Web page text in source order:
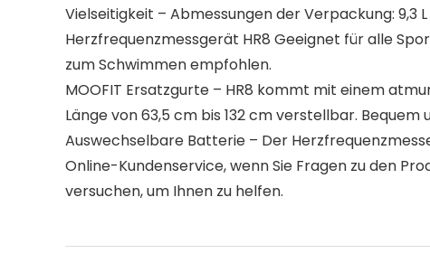
Vielseitigkeit – Abmessungen der Verpackung: 9,3
Herzfrequenzmessgerät HR8 Geeignet für alle
zum Schwimmen empfohlen.
MOOFIT Ersatzgurte – HR8 kommt mit einem
Länge von 63,5 cm bis 132 cm verstellbar.
Auswechselbare Batterie – Der
Online-Kundenservice, wenn Sie Fragen zu den
versuchen, um Ihnen zu helfen.